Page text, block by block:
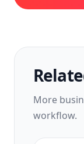
More
workflow.